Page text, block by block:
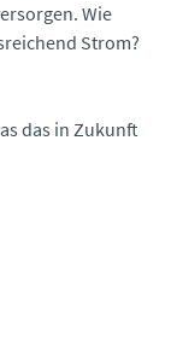
Wie
Strom?
das in Zukunft